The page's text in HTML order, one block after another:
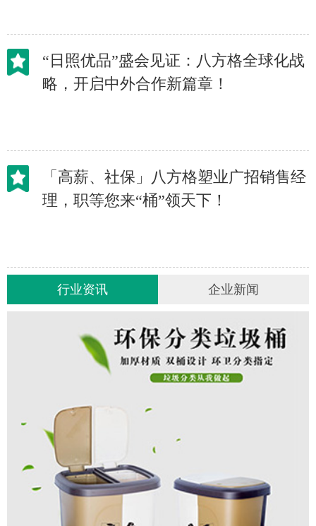
“日照优品”盛会见证：八方格全球化战
略，开启中外合作新篇章！
「高薪、社保」八方格塑业广招销售经
理，职等您来“桶”领天下！
行业资讯 企业新闻